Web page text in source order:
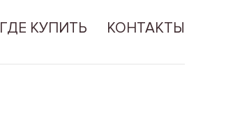
ГДЕ КУПИТЬ КОНТАКТЫ